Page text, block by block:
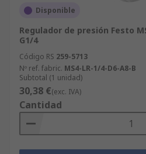
Disponible
Regulador de presión Festo
G1/4
Código RS 259-5713
Nº ref. fabric. MS4-LR-1/4-D6-A8-B
Subtotal (1 unidad)
30,38 €(exc. IVA)
Cantidad